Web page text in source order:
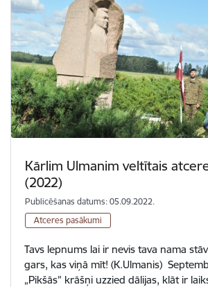
Kārlim Ulmanim veltītais
(2022)
Publicēšanas datums: 05.09.2022.
Atceres pasākumi
Tavs lepnums lai ir nevis tava nama
gars, kas viņā mīt! (K.Ulmanis)
„Pikšās” krāšņi uzzied dālijas, klāt ir